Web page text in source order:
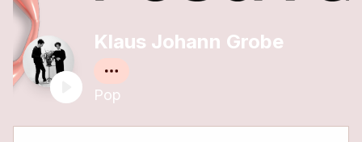
Klaus Johann Grobe
Pop